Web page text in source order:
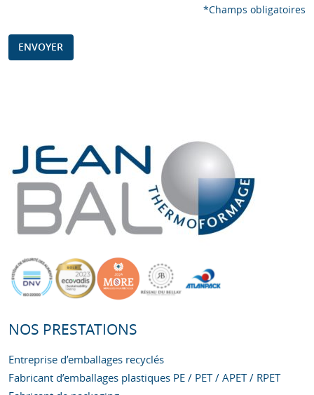
*Champs obligatoires
NOS PRESTATIONS
Entreprise d’emballages recyclés
Fabricant d’emballages plastiques PE / PET / APET / RPET